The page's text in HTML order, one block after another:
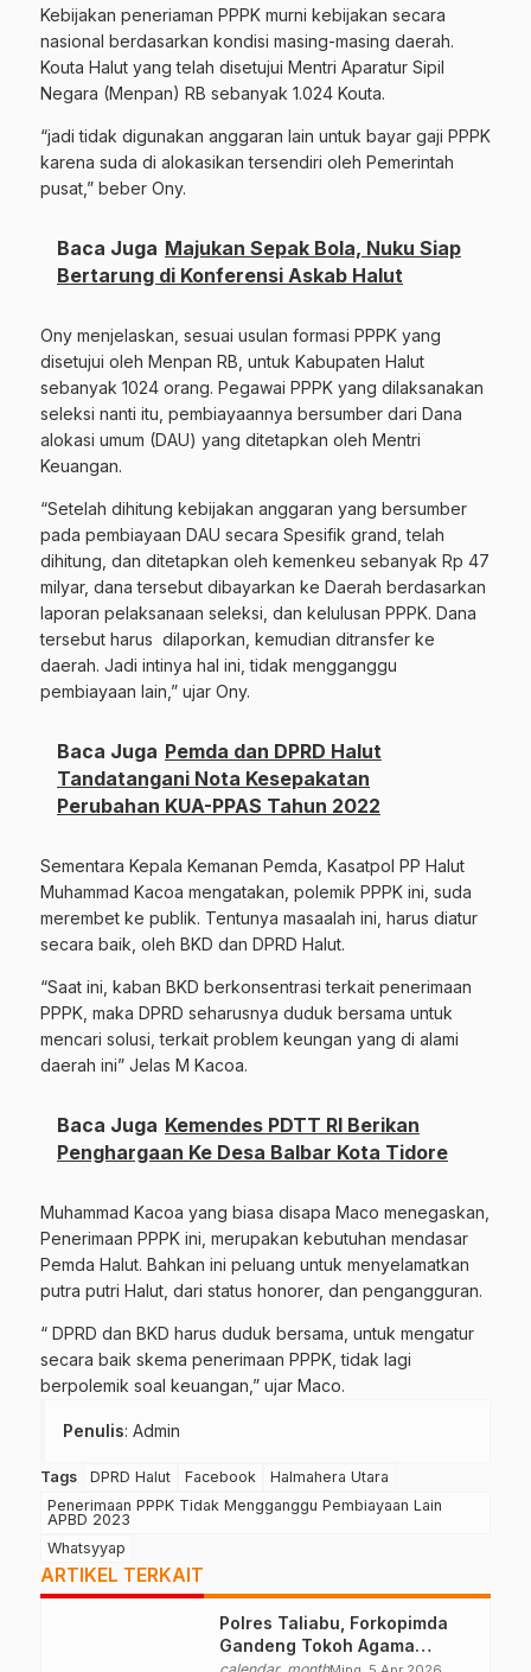
Kebijakan peneriaman PPPK murni kebijakan secara
nasional berdasarkan kondisi masing-masing daerah.
Kouta Halut yang telah disetujui Mentri Aparatur Sipil
Negara (Menpan) RB sebanyak 1.024 Kouta.
“jadi tidak digunakan anggaran lain untuk bayar gaji PPPK
karena suda di alokasikan tersendiri oleh Pemerintah
pusat,” beber Ony.
Baca Juga Majukan Sepak Bola, Nuku Siap
Bertarung di Konferensi Askab Halut
Ony menjelaskan, sesuai usulan formasi PPPK yang
disetujui oleh Menpan RB, untuk Kabupaten Halut
sebanyak 1024 orang. Pegawai PPPK yang dilaksanakan
seleksi nanti itu, pembiayaannya bersumber dari Dana
alokasi umum (DAU) yang ditetapkan oleh Mentri
Keuangan.
“Setelah dihitung kebijakan anggaran yang bersumber
pada pembiayaan DAU secara Spesifik grand, telah
dihitung, dan ditetapkan oleh kemenkeu sebanyak Rp 47
milyar, dana tersebut dibayarkan ke Daerah berdasarkan
laporan pelaksanaan seleksi, dan kelulusan PPPK. Dana
tersebut harus dilaporkan, kemudian ditransfer ke
daerah. Jadi intinya hal ini, tidak mengganggu
pembiayaan lain,” ujar Ony.
Baca Juga Pemda dan DPRD Halut
Tandatangani Nota Kesepakatan
Perubahan KUA-PPAS Tahun 2022
Sementara Kepala Kemanan Pemda, Kasatpol PP Halut
Muhammad Kacoa mengatakan, polemik PPPK ini, suda
merembet ke publik. Tentunya masaalah ini, harus diatur
secara baik, oleh BKD dan DPRD Halut.
“Saat ini, kaban BKD berkonsentrasi terkait penerimaan
PPPK, maka DPRD seharusnya duduk bersama untuk
mencari solusi, terkait problem keungan yang di alami
daerah ini” Jelas M Kacoa.
Baca Juga Kemendes PDTT RI Berikan
Penghargaan Ke Desa Balbar Kota Tidore
Muhammad Kacoa yang biasa disapa Maco menegaskan,
Penerimaan PPPK ini, merupakan kebutuhan mendasar
Pemda Halut. Bahkan ini peluang untuk menyelamatkan
putra putri Halut, dari status honorer, dan pengangguran.
“ DPRD dan BKD harus duduk bersama, untuk mengatur
secara baik skema penerimaan PPPK, tidak lagi
berpolemik soal keuangan,” ujar Maco.
Penulis: Admin
Tags DPRD Halut Facebook
Halmahera Utara
Penerimaan PPPK Tidak Mengganggu Pembiayaan Lain
APBD 2023
Whatsyyap
ARTIKEL TERKAIT
Polres Taliabu, Forkopimda
Gandeng Tokoh Agama
Deklarasikan Damai